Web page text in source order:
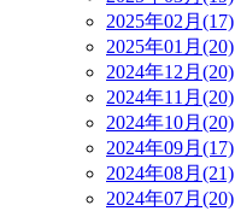
2025年02月(17)
2025年01月(20)
2024年12月(20)
2024年11月(20)
2024年10月(20)
2024年09月(17)
2024年08月(21)
2024年07月(20)